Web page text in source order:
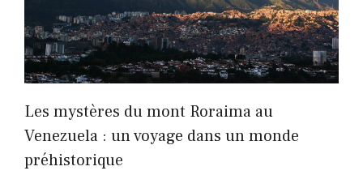
Les mystères du mont Roraima au
Venezuela : un voyage dans un monde
préhistorique